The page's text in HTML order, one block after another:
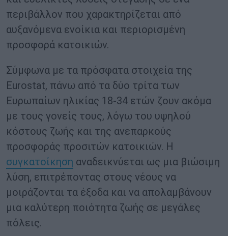
περιβάλλον που χαρακτηρίζεται από
αυξανόμενα ενοίκια και περιορισμένη
προσφορά κατοικιών.
Σύμφωνα με τα πρόσφατα στοιχεία της
Eurostat, πάνω από τα δύο τρίτα των
Ευρωπαίων ηλικίας 18-34 ετών ζουν ακόμα
με τους γονείς τους, λόγω του υψηλού
κόστους ζωής και της ανεπαρκούς
προσφοράς προσιτών κατοικιών. Η
συγκατοίκηση αναδεικνύεται ως μια βιώσιμη
λύση, επιτρέποντας στους νέους να
μοιράζονται τα έξοδα και να απολαμβάνουν
μια καλύτερη ποιότητα ζωής σε μεγάλες
πόλεις.